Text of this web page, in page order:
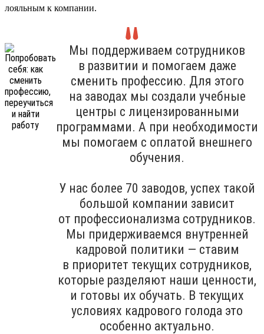
лояльным к компании.
Мы поддерживаем сотрудников
в развитии и помогаем даже
сменить профессию. Для этого
на заводах мы создали учебные
центры с лицензированными
программами. А при необходимости
мы помогаем с оплатой внешнего
обучения.
У нас более 70 заводов, успех такой
большой компании зависит
от профессионализма сотрудников.
Мы придерживаемся внутренней
кадровой политики — ставим
в приоритет текущих сотрудников,
которые разделяют наши ценности,
и готовы их обучать. В текущих
условиях кадрового голода это
особенно актуально.